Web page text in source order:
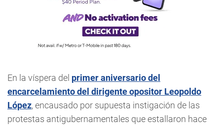
En la víspera del primer aniversario del
encarcelamiento del dirigente opositor Leopoldo
López, encausado por supuesta instigación de las
protestas antigubernamentales que estallaron hace